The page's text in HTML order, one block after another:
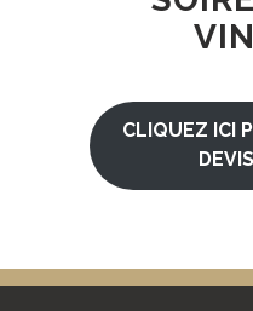
CLIQUEZ ICI